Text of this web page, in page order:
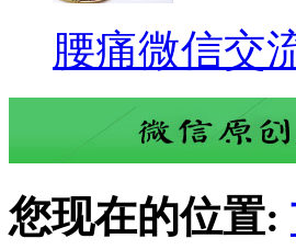
腰痛微信交
您现在的位置: